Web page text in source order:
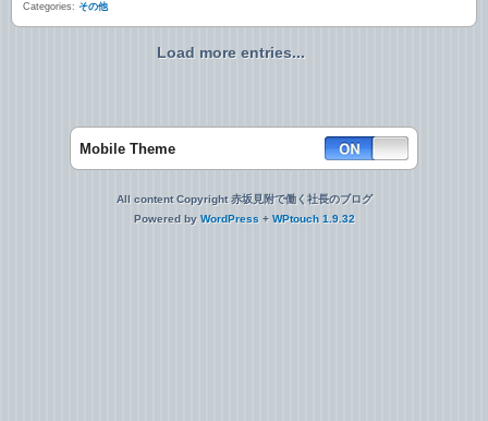
Categories: その他
Load more entries...
Mobile Theme
All content Copyright 赤坂見附で働く社長のブログ
Powered by WordPress + WPtouch 1.9.32